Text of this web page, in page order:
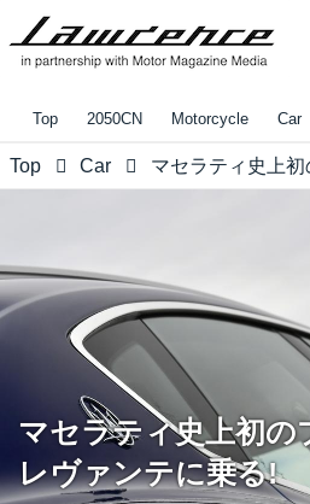
Top 2050CN Motorcycle Car
Top Car
マセラティ史上初の
レヴァンテに乗る!